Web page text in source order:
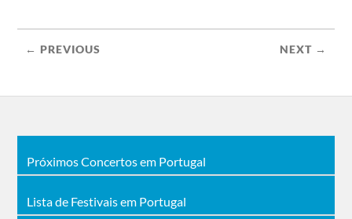
← PREVIOUS NEXT →
Próximos Concertos em Portugal
Lista de Festivais em Portugal